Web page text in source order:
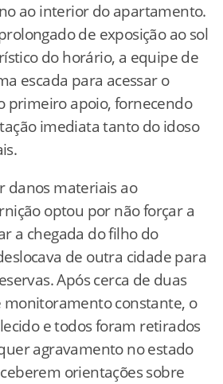
ao interior do apartamento.
de exposição ao sol
do horário, a equipe de
escada para acessar o
primeiro apoio, fornecendo
imediata tanto do idoso
danos materiais ao
optou por não forçar a
a chegada do filho do
de outra cidade para
Após cerca de duas
monitoramento constante, o
e todos foram retirados
agravamento no estado
orientações sobre